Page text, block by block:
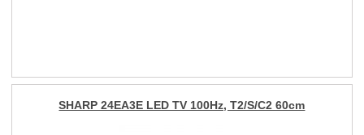
SHARP 24EA3E LED TV 100Hz, T2/S/C2 60cm